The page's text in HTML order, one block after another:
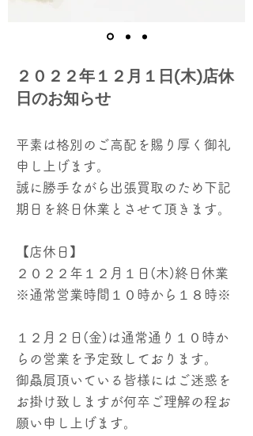
２０２２年１２月１日(木)店休
日のお知らせ
平素は格別のご高配を賜り厚く御礼
申し上げます。
誠に勝手ながら出張買取のため下記
期日を終日休業とさせて頂きます。
【店休日】
２０２２年１２月１日(木)終日休業
※通常営業時間１０時から１８時※
１２月２日(金)は通常通り１０時か
らの営業を予定致しております。
御贔屓頂いている皆様にはご迷惑を
お掛け致しますが何卒ご理解の程お
願い申し上げます。